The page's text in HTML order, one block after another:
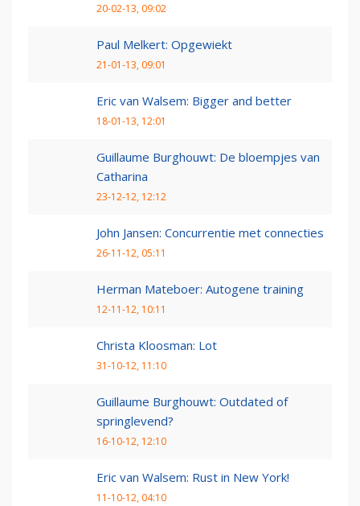
20-02-13, 09:02
Paul Melkert: Opgewiekt
21-01-13, 09:01
Eric van Walsem: Bigger and better
18-01-13, 12:01
Guillaume Burghouwt: De bloempjes van
Catharina
23-12-12, 12:12
John Jansen: Concurrentie met connecties
26-11-12, 05:11
Herman Mateboer: Autogene training
12-11-12, 10:11
Christa Kloosman: Lot
31-10-12, 11:10
Guillaume Burghouwt: Outdated of
springlevend?
16-10-12, 12:10
Eric van Walsem: Rust in New York!
11-10-12, 04:10